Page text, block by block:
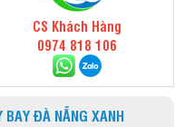
CS Khách Hàng
0974 818 106
BAY ĐÀ NẴNG XANH